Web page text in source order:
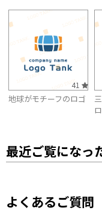
41
地球がモチーフのロゴ
最近ご覧になっ
よくあるご質問